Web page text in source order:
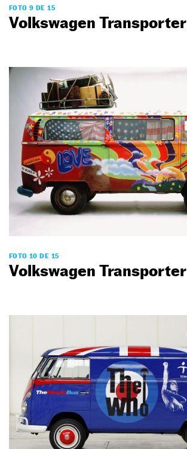
FOTO 9 DE 15
Volkswagen Transporter
FOTO 10 DE 15
Volkswagen Transporter